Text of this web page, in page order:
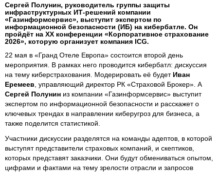
Сергей Полунин, руководитель группы защиты
инфраструктурных ИТ-решений компании
«Газинформсервис», выступит экспертом по
информационной безопасности (ИБ) на кибербатле. Он
пройдёт на XX конференции «Корпоративное страхование
2026», которую организует компания ICG.
22 мая в «Гранд Отеле Европа» состоится второй день
мероприятия. В рамках него проводится кибербатл: дискуссия
на тему киберстрахования. Модерировать её будет Иван
Еремеев , управляющий директор РК «Страховой Брокер». А
Сергей Полунин из компании «Газинформсервис» выступит
экспертом по информационной безопасности и расскажет о
ключевых трендах в направлении киберугроз для бизнеса, а
также поделится статистикой.
Участники дискуссии разделятся на команды адептов, в которой
выступят представители страховых компаний, и скептиков,
которых представят заказчики. Они будут обмениваться опытом,
цифрами и фактами на тему зрелости отрасли и запросов